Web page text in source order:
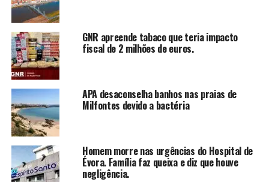
GNR apreende tabaco que teria impacto
fiscal de 2 milhões de euros.
APA desaconselha banhos nas praias de
Milfontes devido a bactéria
Homem morre nas urgências do Hospital de
Évora. Família faz queixa e diz que houve
negligência.